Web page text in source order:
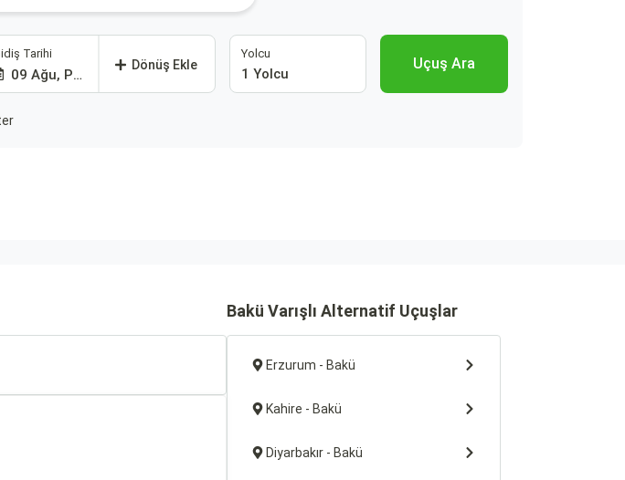
Tarihi
09 Ağu, Paz
Dönüş Ekle
Yolcu
1 Yolcu
Uçuş Ara
Bakü Varışlı Alternatif Uçuşlar
Erzurum - Bakü
Kahire - Bakü
Diyarbakır - Bakü